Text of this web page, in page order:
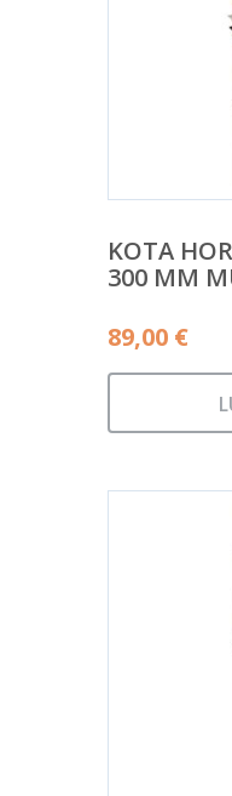
KOTA
300 MM
89,00 €